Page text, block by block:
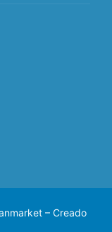
– Creado